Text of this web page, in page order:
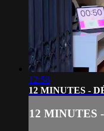
12:58
12 MINUTES -
12 MINUTES